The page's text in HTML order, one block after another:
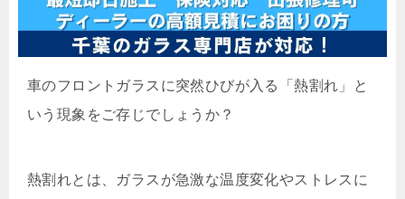
車のフロントガラスに突然ひびが入る「熱割れ」と
いう現象をご存じでしょうか？
熱割れとは、ガラスが急激な温度変化やストレスに